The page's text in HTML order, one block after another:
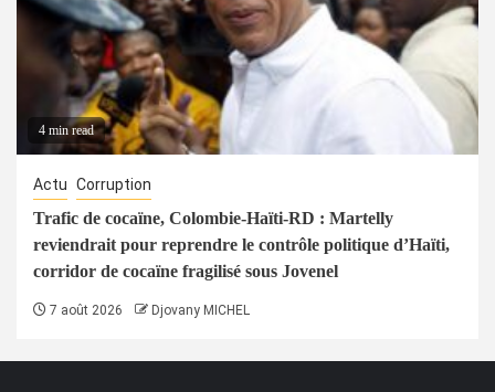
4 min read
Actu Corruption
Trafic de cocaïne, Colombie-Haïti-RD : Martelly
reviendrait pour reprendre le contrôle politique d’Haïti,
corridor de cocaïne fragilisé sous Jovenel
7 août 2026 Djovany MICHEL